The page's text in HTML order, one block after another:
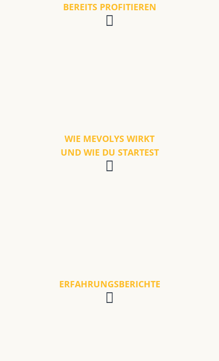
BEREITS PROFITIEREN
WIE MEVOLYS WIRKT
UND WIE DU STARTEST
ERFAHRUNGSBERICHTE